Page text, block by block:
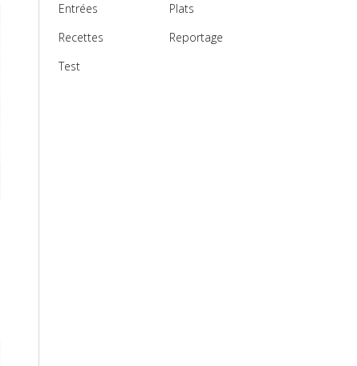
Entrées
Plats
Recettes
Reportage
Test